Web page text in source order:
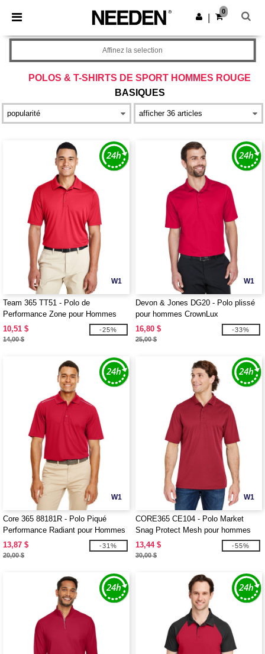
× Appli Needen
Meilleurs prix sur l’app !
Obtenir l'appli
0
POLOS & T-SHIRTS DE SPORT HOMMES ROUGE
BASIQUES
Affinez la selection
W1
Team 365 TT51 - Polo de
Performance Zone pour Hommes
10,51 $
14,00 $
-25%
W1
Devon & Jones DG20 - Polo plissé
pour hommes CrownLux
Performance
16,80 $
25,00 $
-33%
W1
Core 365 88181R - Polo Piqué
Performance Radiant pour Hommes
avec Passepoil Réfléchissant
13,87 $
20,00 $
-31%
W1
CORE365 CE104 - Polo Market
Snag Protect Mesh pour hommes
13,44 $
30,00 $
-55%